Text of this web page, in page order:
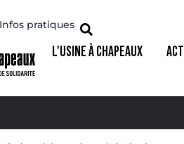
Infos pratiques
L'USINE À CHAPEAUX